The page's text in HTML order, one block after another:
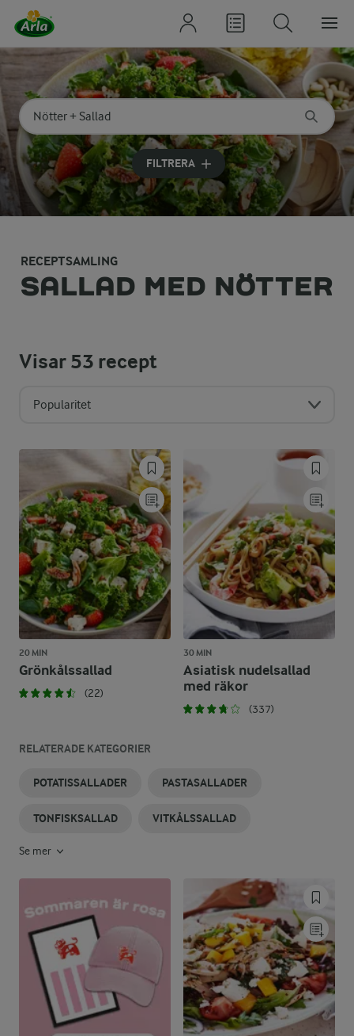
Sök på kategori eller ingrediens
Skriv in sökord för att få förslag
FILTRERA
RECEPTSAMLING
SALLAD MED NÖTTER
Visar53 recept
Popularitet
20 MIN
Grönkålssallad
(22)
30 MIN
Asiatisk nudelsallad
med räkor
(337)
RELATERADE KATEGORIER
POTATISSALLADER PASTASALLADER
TONFISKSALLAD VITKÅLSSALLAD
Se mer